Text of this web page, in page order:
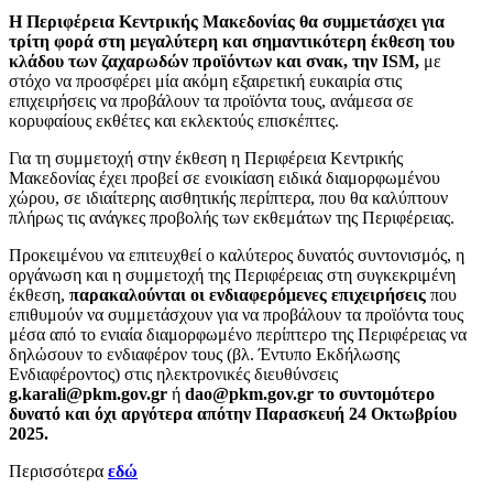
Η Περιφέρεια Κεντρικής Μακεδονίας θα συμμετάσχει για
τρίτη φορά στη μεγαλύτερη και σημαντικότερη έκθεση του
κλάδου των ζαχαρωδών προϊόντων και σνακ, την ISM, με
στόχο να προσφέρει μία ακόμη εξαιρετική ευκαιρία στις
επιχειρήσεις να προβάλουν τα προϊόντα τους, ανάμεσα σε
κορυφαίους εκθέτες και εκλεκτούς επισκέπτες.
Για τη συμμετοχή στην έκθεση η Περιφέρεια Κεντρικής
Μακεδονίας έχει προβεί σε ενοικίαση ειδικά διαμορφωμένου
χώρου, σε ιδιαίτερης αισθητικής περίπτερα, που θα καλύπτουν
πλήρως τις ανάγκες προβολής των εκθεμάτων της Περιφέρειας.
Προκειμένου να επιτευχθεί ο καλύτερος δυνατός συντονισμός, η
οργάνωση και η συμμετοχή της Περιφέρειας στη συγκεκριμένη
έκθεση, παρακαλούνται οι ενδιαφερόμενες επιχειρήσεις που
επιθυμούν να συμμετάσχουν για να προβάλουν τα προϊόντα τους
μέσα από το ενιαία διαμορφωμένο περίπτερο της Περιφέρειας να
δηλώσουν το ενδιαφέρον τους (βλ. Έντυπο Εκδήλωσης
Ενδιαφέροντος) στις ηλεκτρονικές διευθύνσεις
g.karali@pkm.gov.gr ή dao@pkm.gov.gr το συντομότερο
δυνατό και όχι αργότερα απότην Παρασκευή 24 Οκτωβρίου
2025.
Περισσότερα εδώ